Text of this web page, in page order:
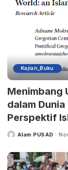
Kajian_Buku
Menimbang
dalam
Perspektif
PostedAlam PUSAD